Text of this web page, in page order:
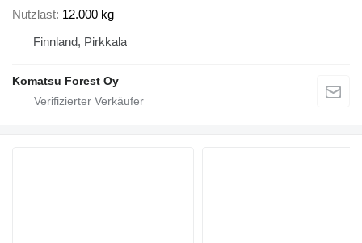
Nutzlast 12.000 kg
Finnland, Pirkkala
Komatsu Forest Oy